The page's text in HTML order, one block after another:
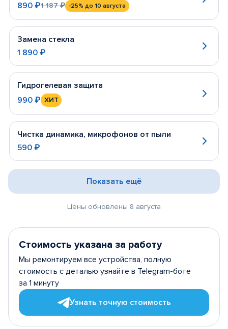
890 ₽1 187 ₽ -25% до 10 августа
Замена стекла
1 890 ₽
Гидрогелевая защита
990 ₽ ХИТ
Чистка динамика, микрофонов от пыли
590 ₽
Цены обновлены 8 августа
Показать ещё
Стоимость указана за работу
Мы ремонтируем все устройства, полную
стоимость с деталью узнайте в Telegram-боте
за 1 минуту
Узнать точную стоимость